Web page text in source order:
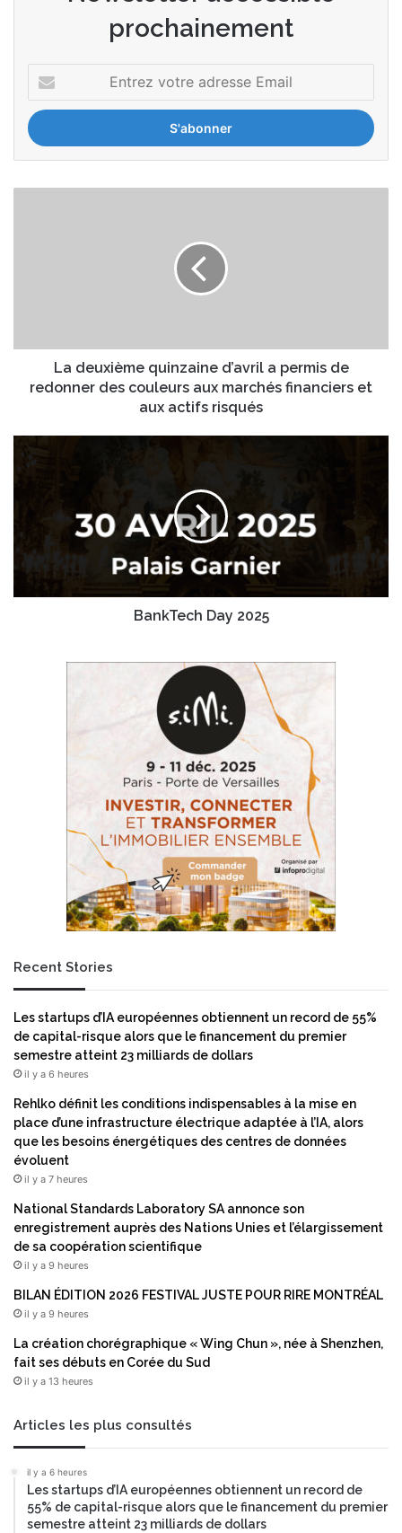
prochainement
votre
adresse
Email
des
couleurs
aux
aux
La deuxième quinzaine d’avril a permis de
redonner des couleurs aux marchés financiers et
aux actifs risqués
Day
BankTech Day 2025
Recent Stories
Les startups d’IA européennes obtiennent un record de 55%
de capital-risque alors que le financement du premier
semestre atteint 23 milliards de dollars
il y a 6 heures
Rehlko définit les conditions indispensables à la mise en
place d’une infrastructure électrique adaptée à l’IA, alors
que les besoins énergétiques des centres de données
évoluent
il y a 7 heures
National Standards Laboratory SA annonce son
enregistrement auprès des Nations Unies et l’élargissement
de sa coopération scientifique
il y a 9 heures
BILAN ÉDITION 2026 FESTIVAL JUSTE POUR RIRE MONTRÉAL
il y a 9 heures
La création chorégraphique « Wing Chun », née à Shenzhen,
fait ses débuts en Corée du Sud
il y a 13 heures
Articles les plus consultés
il y a 6 heures
Les startups d’IA européennes obtiennent un record de
55% de capital-risque alors que le financement du premier
semestre atteint 23 milliards de dollars